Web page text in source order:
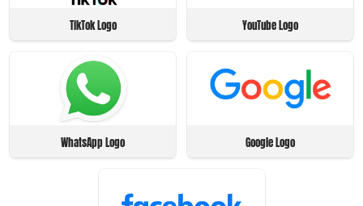
TikTok Logo YouTube Logo
WhatsApp Logo Google Logo